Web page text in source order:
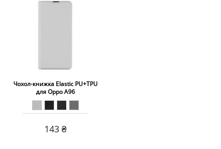
Чохол-книжка Elastic PU+TPU
для Oppo A96
143 ₴